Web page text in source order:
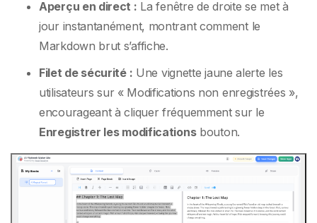
Aperçu en direct : La fenêtre de droite se met à
jour instantanément, montrant comment le
Markdown brut s’affiche.
Filet de sécurité : Une vignette jaune alerte les
utilisateurs sur « Modifications non enregistrées »,
encourageant à cliquer fréquemment sur le
Enregistrer les modificationsbouton.